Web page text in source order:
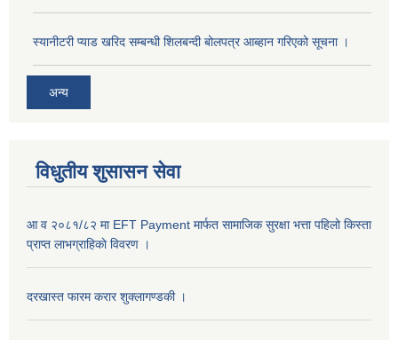
स्यानीटरी प्याड खरिद सम्बन्धी शिलबन्दी बोलपत्र आब्हान गरिएको सूचना ।
अन्य
विधुतीय शुसासन सेवा
आ व २०८१/८२ मा EFT Payment मार्फत सामाजिक सुरक्षा भत्ता पहिलो किस्ता
प्राप्त लाभग्राहिकाे विवरण ।
दरखास्त फारम करार शुक्लागण्डकी ।